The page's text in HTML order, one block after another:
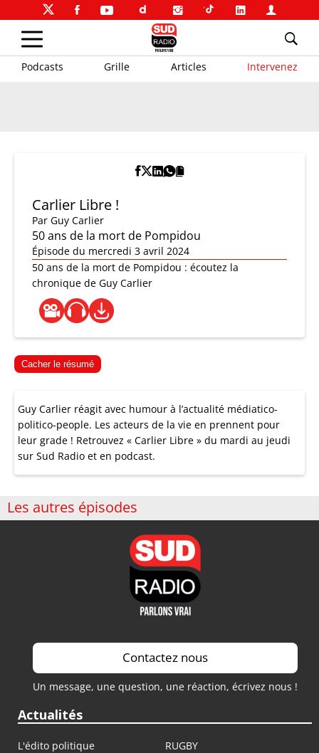
Podcasts Grille Articles Intervenez
Carlier Libre !
Par Guy Carlier
50 ans de la mort de Pompidou
Épisode du mercredi 3 avril 2024
50 ans de la mort de Pompidou : écoutez la
chronique de Guy Carlier
Cacher le résumé
Guy Carlier réagit avec humour à l’actualité médiatico-
politico-people. Les acteurs de la vie en prennent pour
leur grade ! Retrouvez « Carlier Libre » du mardi au jeudi
sur Sud Radio et en podcast.
Les autres épisodes
Contactez nous
Un message, une question, une réaction, écrivez nous !
Actualités
L'édito politique
RUGBY